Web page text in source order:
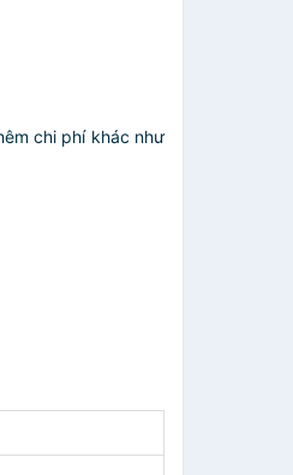
chi phí khác như